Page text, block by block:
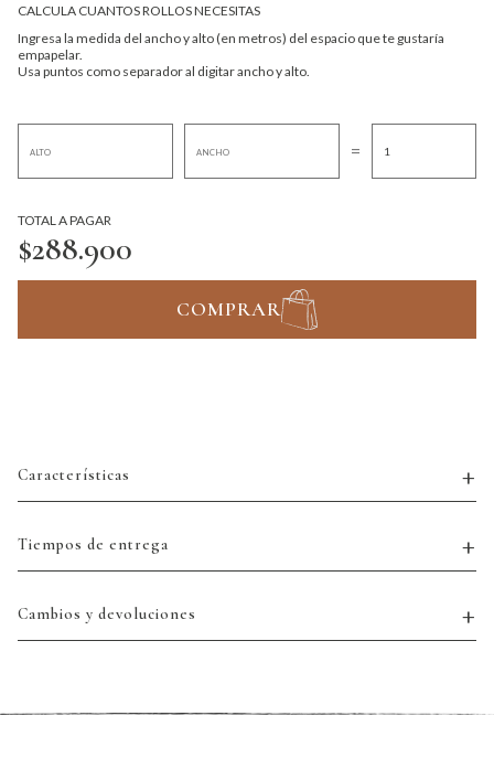
CALCULA CUANTOS ROLLOS NECESITAS
Ingresa la medida del ancho y alto (en metros) del espacio que te gustaría
empapelar.
Usa puntos como separador al digitar ancho y alto.
=
TOTAL A PAGAR
$288.900
COMPRAR
Características
Tiempos de entrega
Cambios y devoluciones